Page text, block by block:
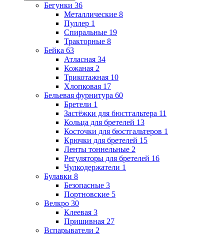
Бегунки 36
Металлические 8
Пуллер 1
Спиральные 19
Тракторные 8
Бейка 63
Атласная 34
Кожаная 2
Трикотажная 10
Хлопковая 17
Бельевая фурнитура 60
Бретели 1
Застёжки для бюстгальтера 11
Кольца для бретелей 13
Косточки для бюстгальтеров 1
Крючки для бретелей 15
Ленты тоннельные 2
Регуляторы для бретелей 16
Чулкодержатели 1
Булавки 8
Безопасные 3
Портновские 5
Велкро 30
Клеевая 3
Пришивная 27
Вспарыватели 2